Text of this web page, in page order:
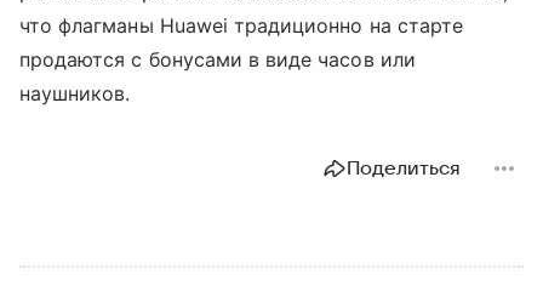
что флагманы Huawei традиционно на старте
продаются с бонусами в виде часов или
наушников.
Поделиться